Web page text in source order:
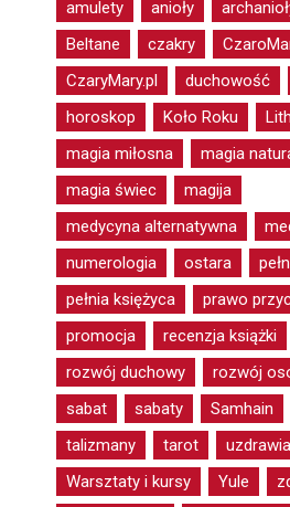
amulety anioły
Beltane
czakry
CzaryMary.pl
duchowość
horoskop
Koło Roku
magia miłosna
magia
magia świec
magija
medycyna alternatywna
numerologia
ostara
pełnia księżyca
prawo
promocja
recenzja książki
rozwój duchowy
rozwój
sabat
sabaty Samhain
talizmany
tarot
Warsztaty i kursy
Yule